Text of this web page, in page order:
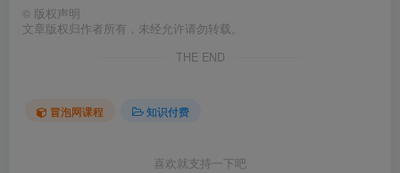
© 版权声明
文章版权归作者所有，未经允许请勿转载。
THE END
冒泡网课程 知识付费
喜欢就支持一下吧